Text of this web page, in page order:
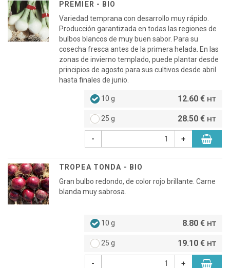
PREMIER - BIO
Variedad temprana con desarrollo muy rápido.
Producción garantizada en todas las regiones de
bulbos blancos de muy buen sabor. Para su
cosecha fresca antes de la primera helada. En las
zonas de invierno templado, puede plantar desde
principios de agosto para sus cultivos desde abril
hasta finales de junio.
10 g 12.60 € HT
25 g 28.50 € HT
- +
TROPEA TONDA - BIO
Gran bulbo redondo, de color rojo brillante. Carne
blanda muy sabrosa.
10 g 8.80 € HT
25 g 19.10 € HT
- +